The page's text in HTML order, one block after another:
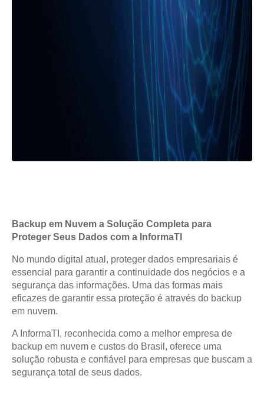
Backup em Nuvem a Solução Completa para
Proteger Seus Dados com a InformaTI
No mundo digital atual, proteger dados empresariais é
essencial para garantir a continuidade dos negócios e a
segurança das informações. Uma das formas mais
eficazes de garantir essa proteção é através do backup
em nuvem.
A InformaTI, reconhecida como a melhor empresa de
backup em nuvem e custos do Brasil, oferece uma
solução robusta e confiável para empresas que buscam a
segurança total de seus dados.